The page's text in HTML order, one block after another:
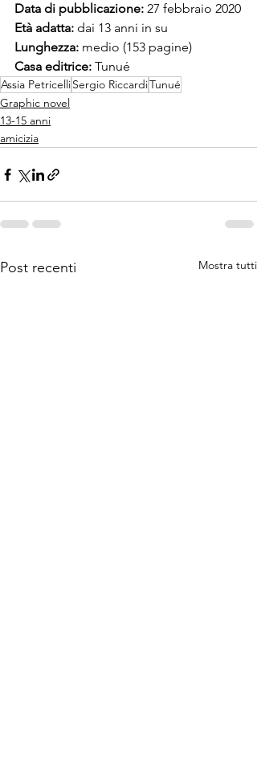
Data di pubblicazione: 27 febbraio 2020
Età adatta: dai 13 anni in su
Lunghezza: medio (153 pagine)
Casa editrice: Tunué
Assia PetricelliSergio RiccardiTunué
Graphic novel
13-15 anni
amicizia
Post recenti Mostra tutti